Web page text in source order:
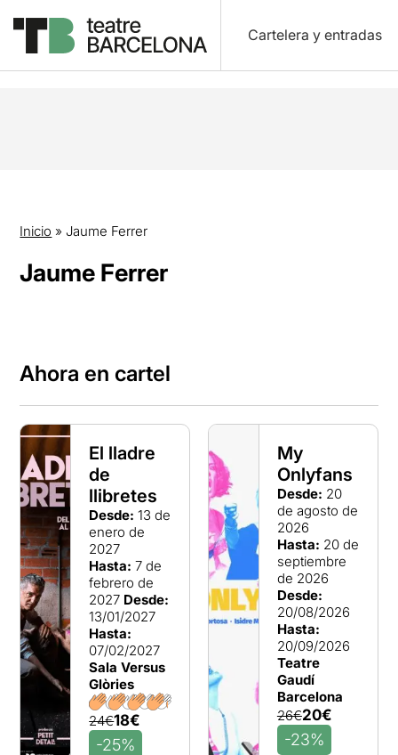
Cartelera y entradas
Inicio » Jaume Ferrer
Jaume Ferrer
Ahora en cartel
El lladre
de
llibretes
Desde: 13 de
enero de
2027
Hasta: 7 de
febrero de
2027 Desde:
13/01/2027
Hasta:
07/02/2027
Sala Versus
Glòries
24€18€
-25%
My
Onlyfans
Desde: 20
de agosto de
2026
Hasta: 20 de
septiembre
de 2026
Desde:
20/08/2026
Hasta:
20/09/2026
Teatre
Gaudí
Barcelona
26€20€
-23%